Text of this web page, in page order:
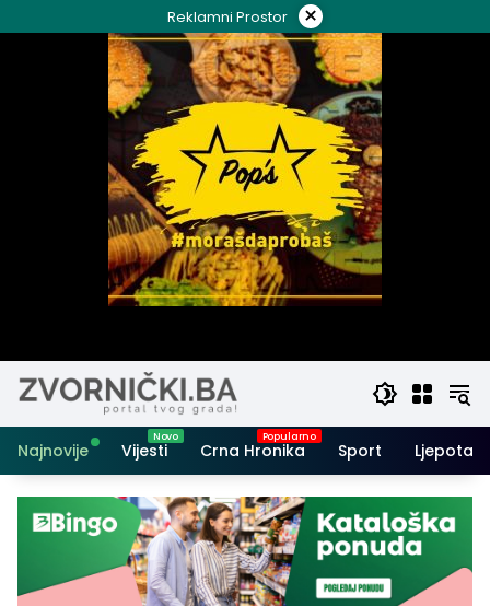
to
Reklamni Prostor ×
Najnovije Vijesti Crna Hronika Sport Ljepota i